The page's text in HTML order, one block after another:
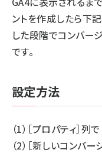
ントを作成したら下
した段階でコンバー
です。
設定方法
（1）［プロパティ］列
（2）［新しいコンバ